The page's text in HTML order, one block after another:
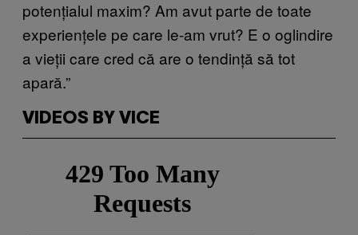
potențialul maxim? Am avut parte de toate
experiențele pe care le-am vrut? E o oglindire
a vieții care cred că are o tendință să tot
apară.”
VIDEOS BY VICE